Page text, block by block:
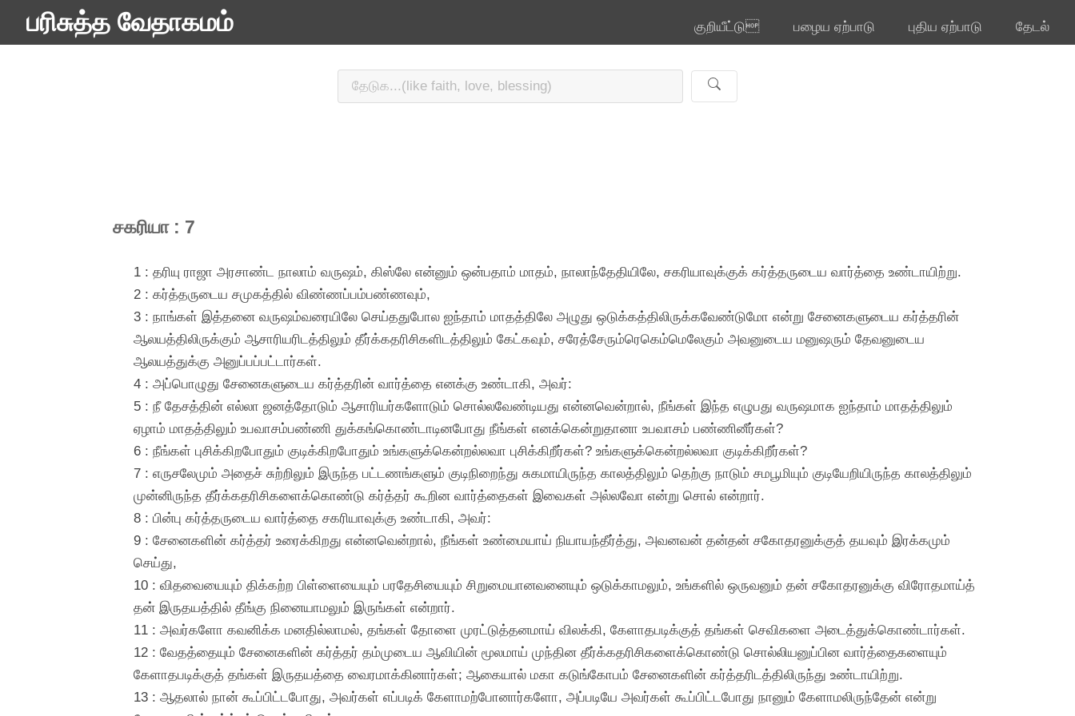
பரிசுத்த வேதாகமம் குறியீட்டு பழைய ஏற்பாடு புதிய ஏற்பாடு தேடல்
சகரியா : 7
1 : தரியு ராஜா அரசாண்ட நாலாம் வருஷம், கிஸ்லே என்னும் ஒன்பதாம் மாதம், நாலாந்தேதியிலே, சகரியாவுக்குக் கர்த்தருடைய வார்த்தை உண்டாயிற்று.
2 : கர்த்தருடைய சமுகத்தில் விண்ணப்பம்பண்ணவும்,
3 : நாங்கள் இத்தனை வருஷம்வரையிலே செய்ததுபோல ஐந்தாம் மாதத்திலே அழுது ஒடுக்கத்திலிருக்கவேண்டுமோ என்று சேனைகளுடைய கர்த்தரின்
ஆலயத்திலிருக்கும் ஆசாரியரிடத்திலும் தீர்க்கதரிசிகளிடத்திலும் கேட்கவும், சரேத்சேரும்ரெகெம்மெலேகும் அவனுடைய மனுஷரும் தேவனுடைய
ஆலயத்துக்கு அனுப்பப்பட்டார்கள்.
4 : அப்பொழுது சேனைகளுடைய கர்த்தரின் வார்த்தை எனக்கு உண்டாகி, அவர்:
5 : நீ தேசத்தின் எல்லா ஜனத்தோடும் ஆசாரியர்களோடும் சொல்லவேண்டியது என்னவென்றால், நீங்கள் இந்த எழுபது வருஷமாக ஐந்தாம் மாதத்திலும்
ஏழாம் மாதத்திலும் உபவாசம்பண்ணி துக்கங்கொண்டாடினபோது நீங்கள் எனக்கென்றுதானா உபவாசம் பண்ணினீர்கள்?
6 : நீங்கள் புசிக்கிறபோதும் குடிக்கிறபோதும் உங்களுக்கென்றல்லவா புசிக்கிறீர்கள்? உங்களுக்கென்றல்லவா குடிக்கிறீர்கள்?
7 : எருசலேமும் அதைச் சுற்றிலும் இருந்த பட்டணங்களும் குடிநிறைந்து சுகமாயிருந்த காலத்திலும் தெற்கு நாடும் சமபூமியும் குடியேறியிருந்த காலத்திலும்
முன்னிருந்த தீர்க்கதரிசிகளைக்கொண்டு கர்த்தர் கூறின வார்த்தைகள் இவைகள் அல்லவோ என்று சொல் என்றார்.
8 : பின்பு கர்த்தருடைய வார்த்தை சகரியாவுக்கு உண்டாகி, அவர்:
9 : சேனைகளின் கர்த்தர் உரைக்கிறது என்னவென்றால், நீங்கள் உண்மையாய் நியாயந்தீர்த்து, அவனவன் தன்தன் சகோதரனுக்குத் தயவும் இரக்கமும்
செய்து,
10 : விதவையையும் திக்கற்ற பிள்ளையையும் பரதேசியையும் சிறுமையானவனையும் ஒடுக்காமலும், உங்களில் ஒருவனும் தன் சகோதரனுக்கு விரோதமாய்த்
தன் இருதயத்தில் தீங்கு நினையாமலும் இருங்கள் என்றார்.
11 : அவர்களோ கவனிக்க மனதில்லாமல், தங்கள் தோளை முரட்டுத்தனமாய் விலக்கி, கேளாதபடிக்குத் தங்கள் செவிகளை அடைத்துக்கொண்டார்கள்.
12 : வேதத்தையும் சேனைகளின் கர்த்தர் தம்முடைய ஆவியின் மூலமாய் முந்தின தீர்க்கதரிசிகளைக்கொண்டு சொல்லியனுப்பின வார்த்தைகளையும்
கேளாதபடிக்குத் தங்கள் இருதயத்தை வைரமாக்கினார்கள்; ஆகையால் மகா கடுங்கோபம் சேனைகளின் கர்த்தரிடத்திலிருந்து உண்டாயிற்று.
13 : ஆதலால் நான் கூப்பிட்டபோது, அவர்கள் எப்படிக் கேளாமற்போனார்களோ, அப்படியே அவர்கள் கூப்பிட்டபோது நானும் கேளாமலிருந்தேன் என்று